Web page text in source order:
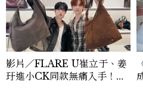
影片／FLARE U崔立于、姜
玗進小CK同款無痛入手！身